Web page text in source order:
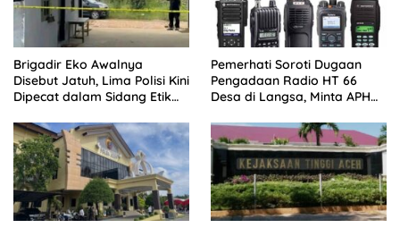
Brigadir Eko Awalnya
Disebut Jatuh, Lima Polisi Kini
Dipecat dalam Sidang Etik
Pemerhati Soroti Dugaan
Pengadaan Radio HT 66
Desa di Langsa, Minta APH